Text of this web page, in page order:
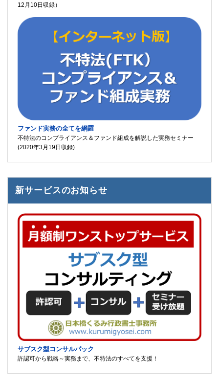
12月10日収録）
ファンド実務の全てを網羅
不特法のコンプライアンス＆ファンド組成を解説した実務セミナー
(2020年3月19日収録)
新サービスのお知らせ
サブスク型コンサルパック
許認可から戦略～実務まで、不特法のすべてを支援！